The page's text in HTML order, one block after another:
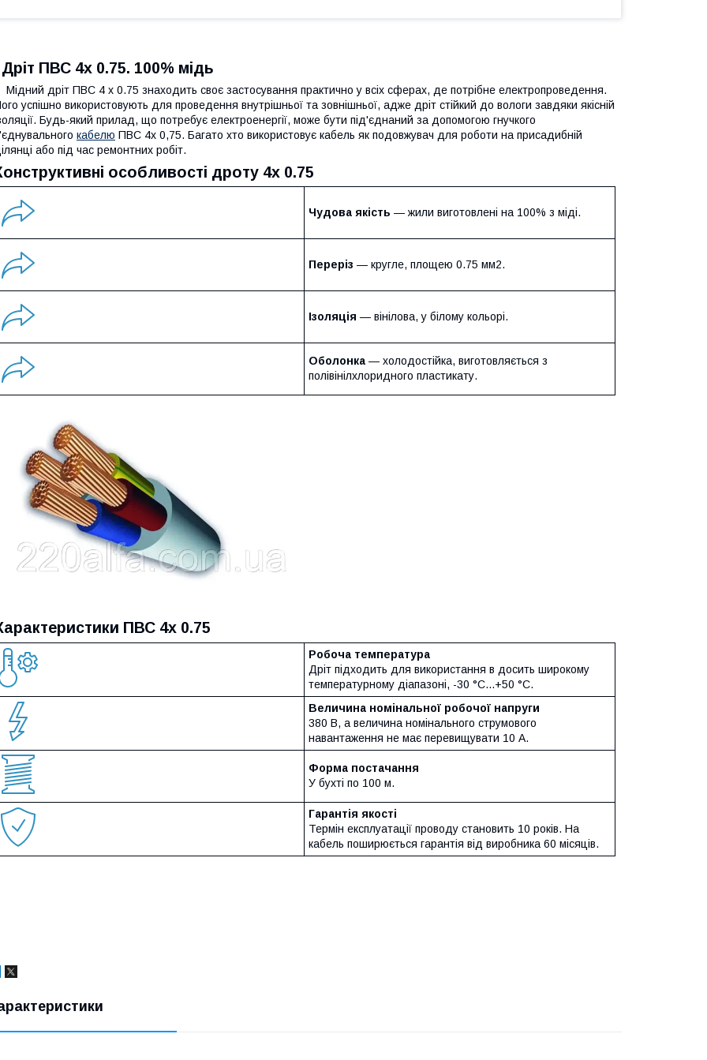
ПВС 4х 0.75. 100% мідь
дріт ПВС 4 х 0.75 знаходить своє застосування практично у всіх сферах, де потрібне електропроведення.
успішно використовують для проведення внутрішньої та зовнішньої, адже дріт стійкий до вологи завдяки якісній
Будь-який прилад, що потребує електроенергії, може бути під'єднаний за допомогою гнучкого
кабелю ПВС 4х 0,75. Багато хто використовує кабель як подовжувач для роботи на присадибній
або під час ремонтних робіт.
особливості дроту 4х 0.75
Чудова якість — жили виготовлені на 100% з міді.
Переріз — кругле, площею 0.75 мм2.
Ізоляція — вінілова, у білому кольорі.
Оболонка — холодостійка, виготовляється з
полівінілхлоридного пластикату.
ПВС 4х 0.75
Робоча температура
Дріт підходить для використання в досить широкому
температурному діапазоні, -30 °C...+50 °C.
Величина номінальної робочої напруги
380 В, а величина номінального струмового
навантаження не має перевищувати 10 А.
Форма постачання
У бухті по 100 м.
Гарантія якості
Термін експлуатації проводу становить 10 років. На
кабель поширюється гарантія від виробника 60 місяців.